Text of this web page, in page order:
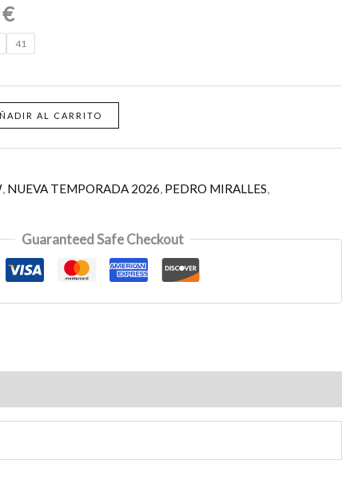
€
41
AL CARRITO
, NUEVA TEMPORADA 2026, PEDRO MIRALLES,
Guaranteed Safe Checkout